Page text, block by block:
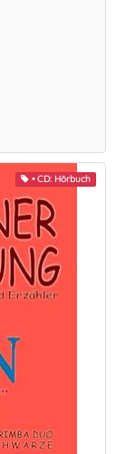
• CD: Hörbuch